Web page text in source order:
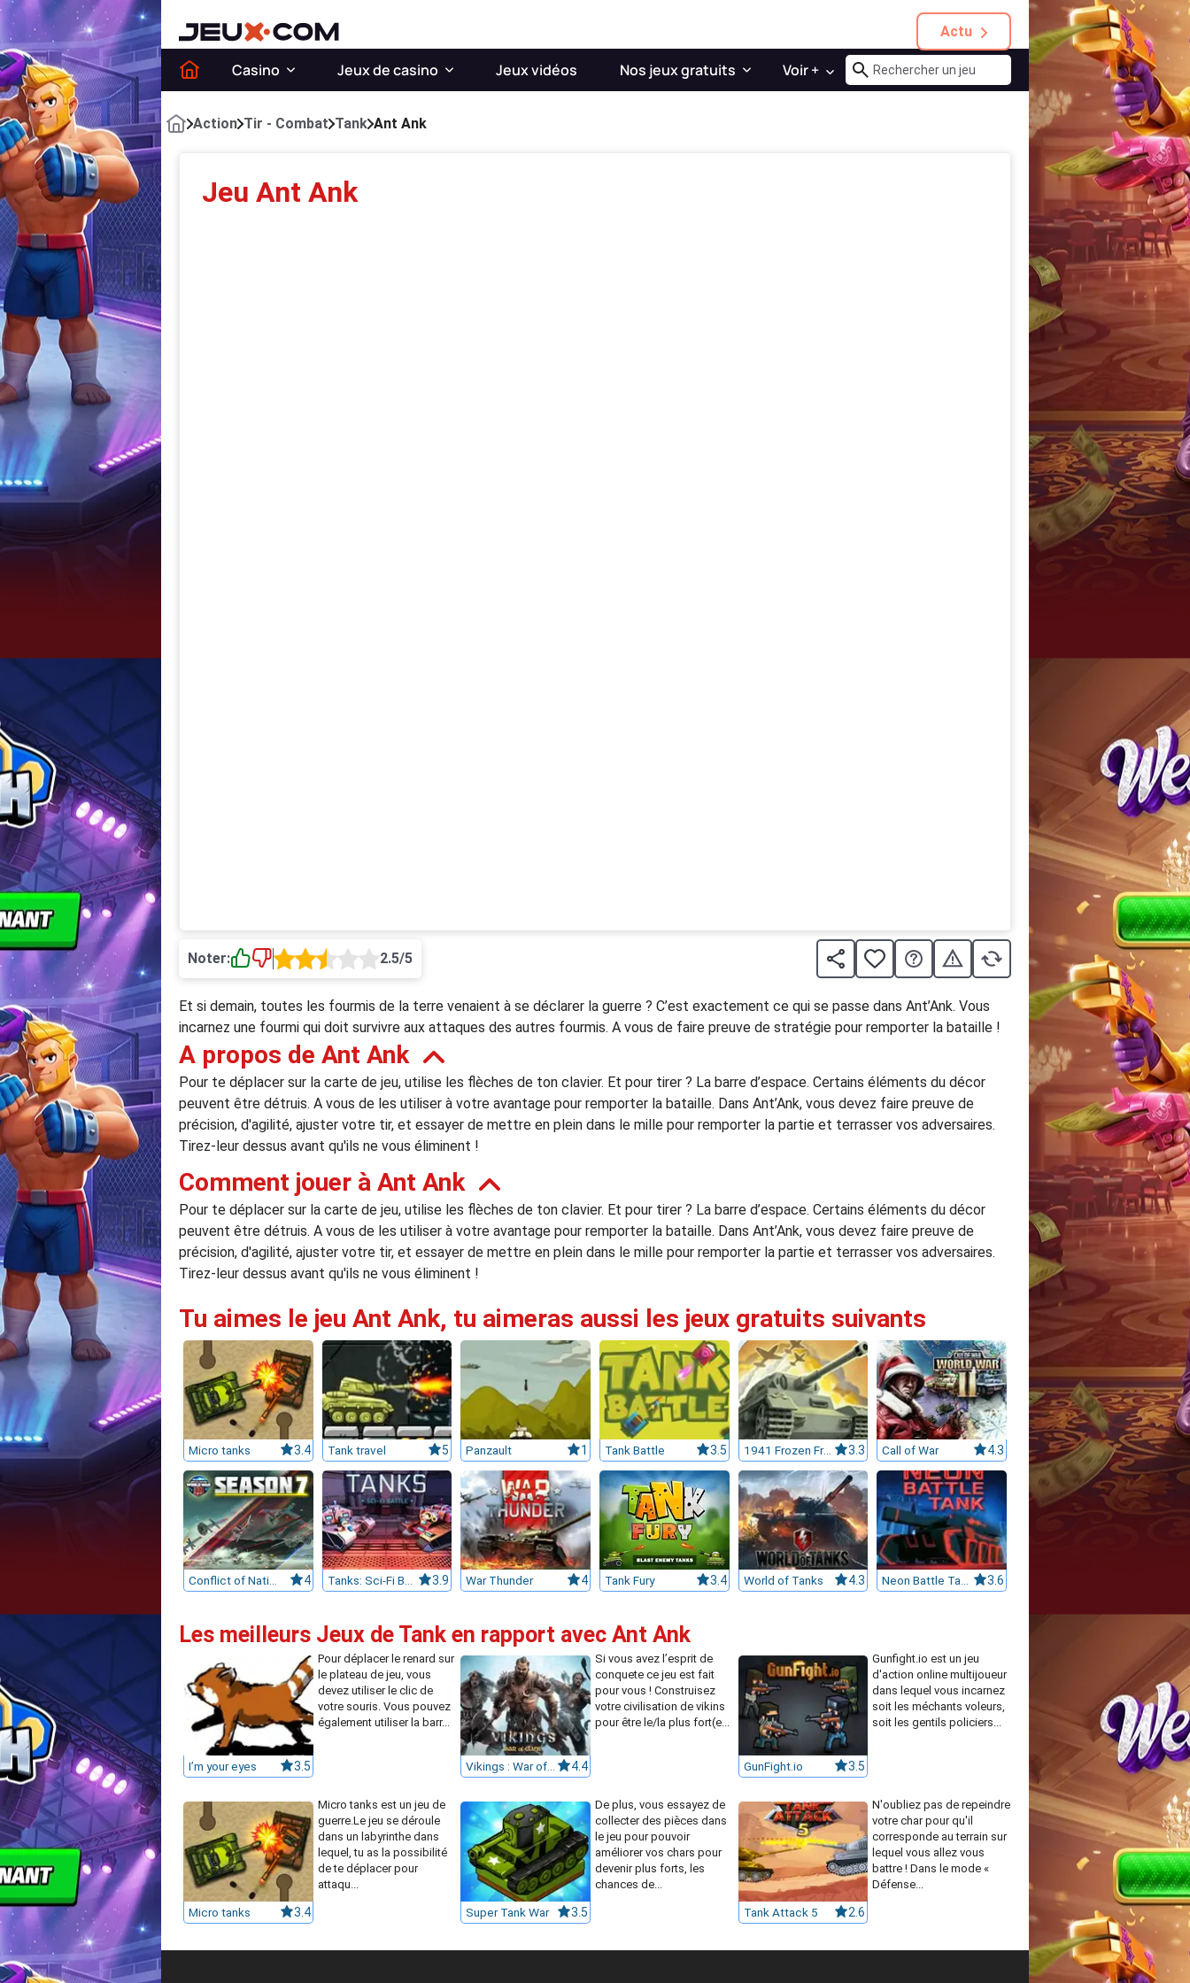
Actu
Casino Jeux de casino Jeux vidéos Nos jeux gratuits Voir +
Action Tir - Combat Tank Ant Ank
Jeu Ant Ank
Noter: 2.5/5
Et si demain, toutes les fourmis de la terre venaient à se déclarer la guerre ? C’est exactement ce qui se passe dans Ant’Ank. Vous
incarnez une fourmi qui doit survivre aux attaques des autres fourmis. A vous de faire preuve de stratégie pour remporter la bataille !
A propos de Ant Ank
Pour te déplacer sur la carte de jeu, utilise les flèches de ton clavier. Et pour tirer ? La barre d’espace. Certains éléments du décor
peuvent être détruis. A vous de les utiliser à votre avantage pour remporter la bataille. Dans Ant’Ank, vous devez faire preuve de
précision, d'agilité, ajuster votre tir, et essayer de mettre en plein dans le mille pour remporter la partie et terrasser vos adversaires.
Tirez-leur dessus avant qu'ils ne vous éliminent !
Comment jouer à Ant Ank
Pour te déplacer sur la carte de jeu, utilise les flèches de ton clavier. Et pour tirer ? La barre d’espace. Certains éléments du décor
peuvent être détruis. A vous de les utiliser à votre avantage pour remporter la bataille. Dans Ant’Ank, vous devez faire preuve de
précision, d'agilité, ajuster votre tir, et essayer de mettre en plein dans le mille pour remporter la partie et terrasser vos adversaires.
Tirez-leur dessus avant qu'ils ne vous éliminent !
Tu aimes le jeu Ant Ank, tu aimeras aussi les jeux gratuits suivants
Micro tanks 3.4 Tank travel 5 Panzault 1 Tank Battle 3.5 1941 Frozen Front 3.3 Call of War 4.3
Conflict of Nations World War 3 4 Tanks: Sci-Fi Battle 3.9 War Thunder 4 Tank Fury 3.4 World of Tanks 4.3 Neon Battle Tank 3.6
Les meilleurs Jeux de Tank en rapport avec Ant Ank
I’m your eyes 3.5
Pour déplacer le renard sur
le plateau de jeu, vous
devez utiliser le clic de
votre souris. Vous pouvez
également utiliser la barr...
4.4
Si vous avez l’esprit de
conquete ce jeu est fait
pour vous ! Construisez
votre civilisation de vikins
pour être le/la plus fort(e...
GunFight.io 3.5
Gunfight.io est un jeu
d'action online multijoueur
dans lequel vous incarnez
soit les méchants voleurs,
soit les gentils policiers...
Micro tanks 3.4
Micro tanks est un jeu de
guerre.Le jeu se déroule
dans un labyrinthe dans
lequel, tu as la possibilité
de te déplacer pour
attaqu...
Super Tank War 3.5
De plus, vous essayez de
collecter des pièces dans
le jeu pour pouvoir
améliorer vos chars pour
devenir plus forts, les
chances de...
Tank Attack 5 2.6
N'oubliez pas de repeindre
votre char pour qu'il
corresponde au terrain sur
lequel vous allez vous
battre ! Dans le mode «
Défense...